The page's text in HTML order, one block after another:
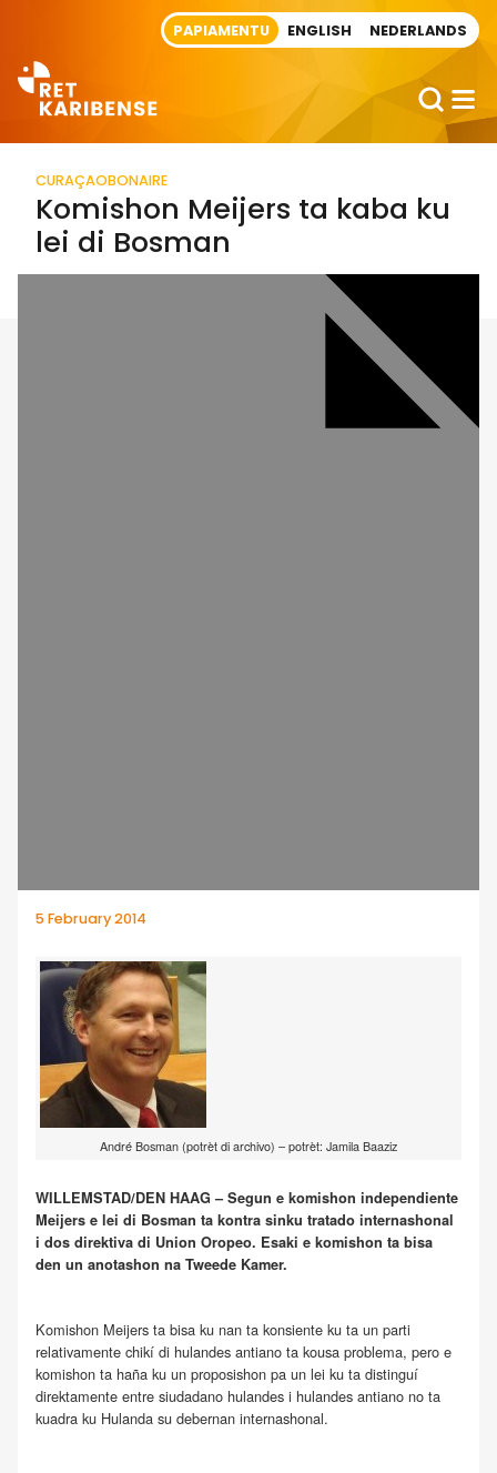
PAPIAMENTU ENGLISH NEDERLANDS
CURAÇAOBONAIRE
Komishon Meijers ta kaba ku
lei di Bosman
5 February 2014
André Bosman (potrèt di archivo) – potrèt: Jamila Baaziz
WILLEMSTAD/DEN HAAG – Segun e komishon independiente
Meijers e lei di Bosman ta kontra sinku tratado internashonal
i dos direktiva di Union Oropeo. Esaki e komishon ta bisa
den un anotashon na Tweede Kamer.
Komishon Meijers ta bisa ku nan ta konsiente ku ta un parti
relativamente chikí di hulandes antiano ta kousa problema, pero e
komishon ta haña ku un proposishon pa un lei ku ta distinguí
direktamente entre siudadano hulandes i hulandes antiano no ta
kuadra ku Hulanda su debernan internashonal.